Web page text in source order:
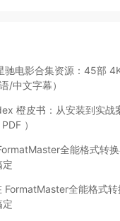
驰电影合集资源：45部
/中文字幕）
橙皮书：从安装到实战
）
全能格式转
定
FormatMaster全能格式
定